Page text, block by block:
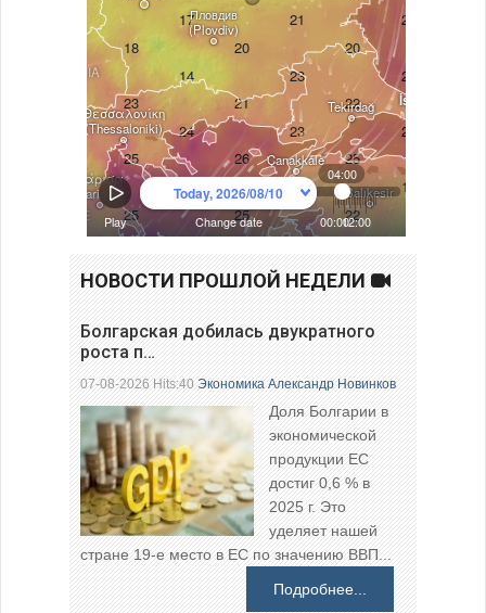
НОВОСТИ ПРОШЛОЙ НЕДЕЛИ
Болгарская добилась двукратного
роста п…
07-08-2026 Hits:40Экономика Александр Новинков
Доля Болгарии в
экономической
продукции ЕС
достиг 0,6 % в
2025 г. Это
уделяет нашей
стране 19-е место в ЕС по значению ВВП...
Подробнее...